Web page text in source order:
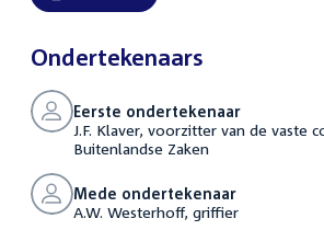
Ondertekenaars
Eerste ondertekenaar
J.F. Klaver, voorzitter van de vaste
Buitenlandse Zaken
Mede ondertekenaar
A.W. Westerhoff, griffier